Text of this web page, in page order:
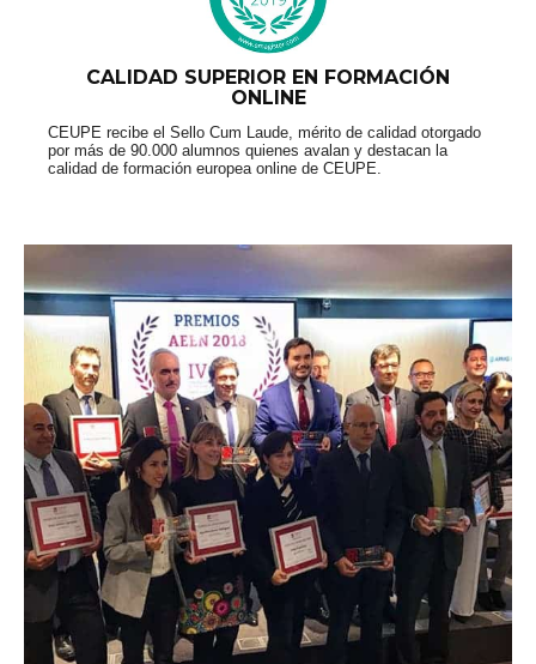
CALIDAD SUPERIOR EN FORMACIÓN
ONLINE
CEUPE recibe el Sello Cum Laude, mérito de calidad otorgado
por más de 90.000 alumnos quienes avalan y destacan la
calidad de formación europea online de CEUPE.